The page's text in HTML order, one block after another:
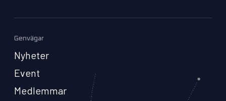
Genvägar
Nyheter
Event
Medlemmar